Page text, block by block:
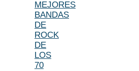
MEJORES
BANDAS
DE
ROCK
DE
LOS
70